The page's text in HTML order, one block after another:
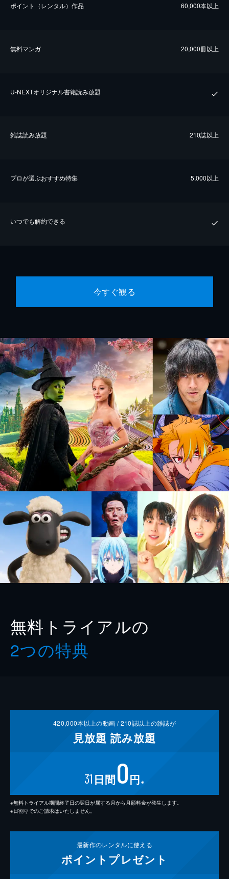
ポイント（レンタル）作品 60,000本以上
無料マンガ 20,000冊以上
U-NEXTオリジナル書籍読み放題
雑誌読み放題 210誌以上
プロが選ぶおすすめ特集 5,000以上
いつでも解約できる
今すぐ観る
無料トライアルの
2つの特典
420,000本以上の動画 /210誌以上の雑誌が
見放題 読み放題
31 日間0円 ※
※無料トライアル期間終了日の翌日が属する月から月額料金が発生します。
※日割りでのご請求はいたしません。
最新作のレンタルに使える
ポイント プレゼント